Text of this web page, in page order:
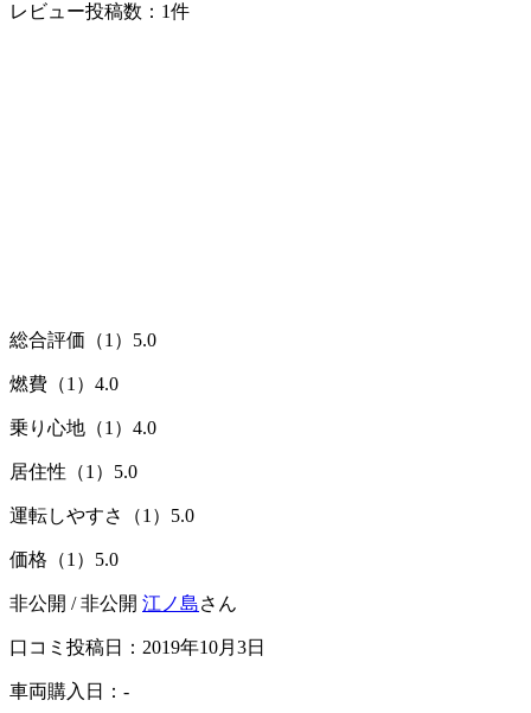
レビュー投稿数：1件
総合評価（1） 5.0
燃費（1） 4.0
乗り心地（1） 4.0
居住性（1） 5.0
運転しやすさ（1） 5.0
価格（1） 5.0
非公開 / 非公開 江ノ島さん
口コミ投稿日：2019年10月3日
車両購入日：-